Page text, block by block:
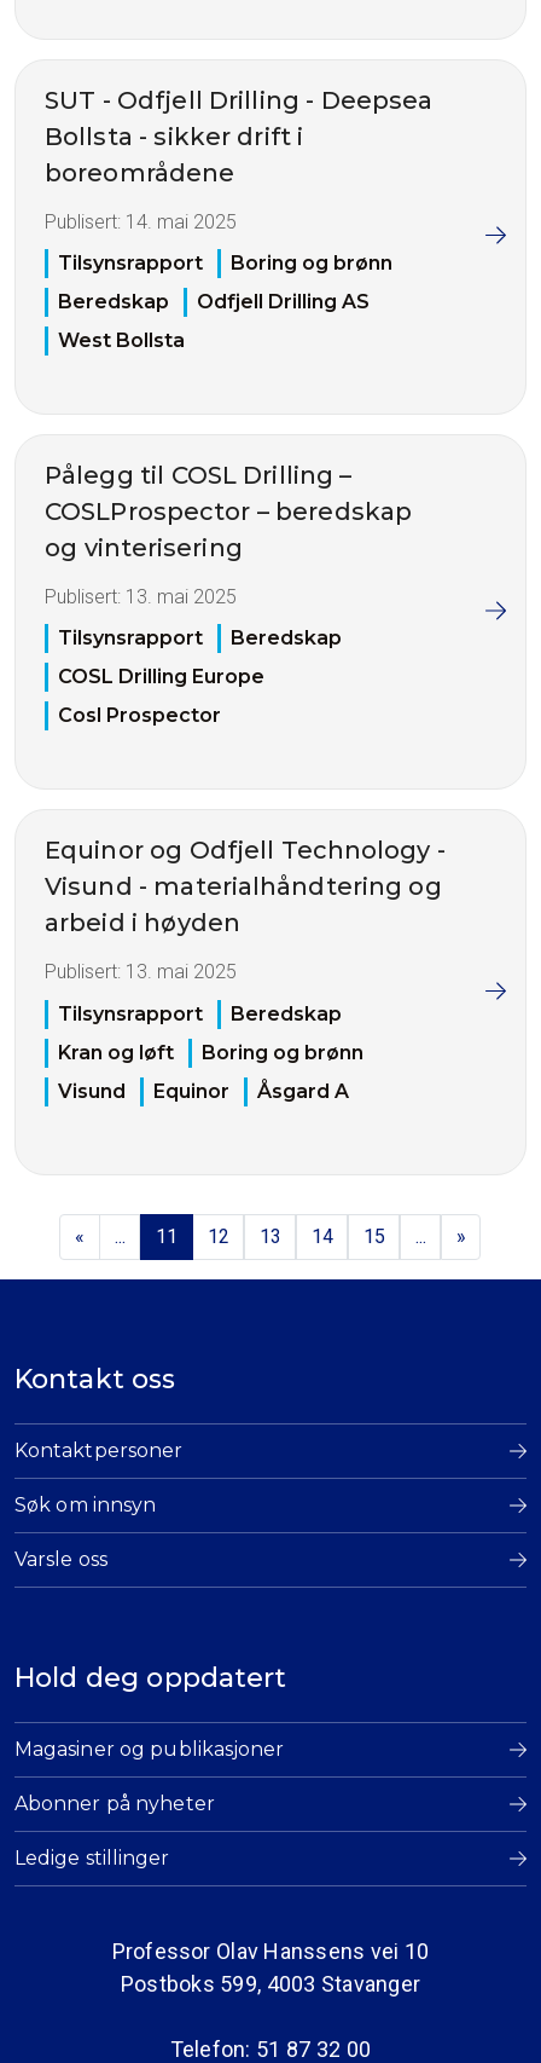
SUT - Odfjell Drilling - Deepsea
Bollsta - sikker drift i
boreområdene
Publisert: 14. mai 2025
Tilsynsrapport
Boring og brønn
Beredskap
Odfjell Drilling AS
West Bollsta
Pålegg til COSL Drilling –
COSLProspector – beredskap
og vinterisering
Publisert: 13. mai 2025
Tilsynsrapport
Beredskap
COSL Drilling Europe
Cosl Prospector
Equinor og Odfjell Technology -
Visund - materialhåndtering og
arbeid i høyden
Publisert: 13. mai 2025
Tilsynsrapport
Beredskap
Kran og løft
Boring og brønn
Visund
Equinor Åsgard A
« ... 11 12 13 14 15 ... »
Kontakt oss
Kontaktpersoner
Søk om innsyn
Varsle oss
Hold deg oppdatert
Magasiner og publikasjoner
Abonner på nyheter
Ledige stillinger
Professor Olav Hanssens vei 10
Postboks 599, 4003 Stavanger
Telefon: 51 87 32 00